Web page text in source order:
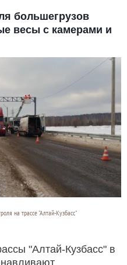
большегрузов
весы с камерами и
на трассе "Алтай-Кузбасс"
"Алтай-Кузбасс" в